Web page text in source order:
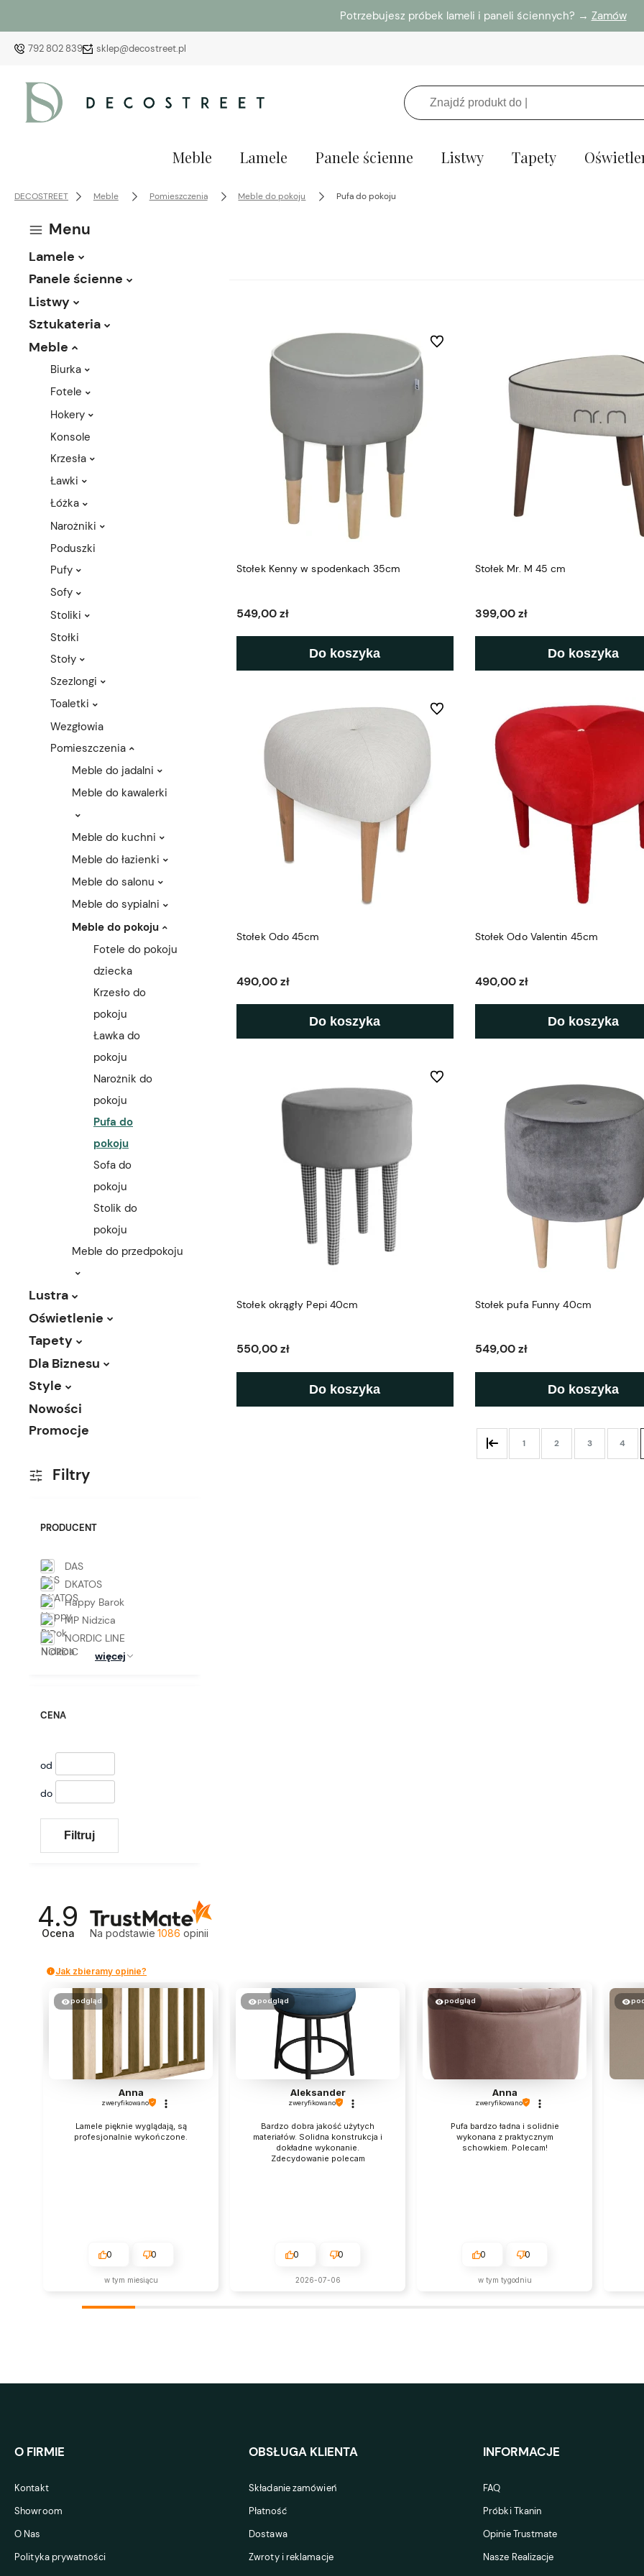
Potrzebujesz próbek lameli i paneli ściennych? → Zamów
792 802 839 sklep@decostreet.pl
Meble Lamele Panele ścienne Listwy Tapety
DECOSTREET Meble Pomieszczenia Meble do pokoju Pufa do pokoju
Menu
Lamele
Panele ścienne
Listwy
Sztukateria
Meble
Biurka
Fotele
Hokery
Konsole
Krzesła
Ławki
Łóżka
Narożniki
Poduszki
Pufy
Sofy
Stoliki
Stołki
Stoły
Szezlongi
Toaletki
Wezgłowia
Pomieszczenia
Meble do jadalni
Meble do kawalerki
Meble do kuchni
Meble do łazienki
Meble do salonu
Meble do sypialni
Meble do pokoju
Fotele do pokoju
dziecka
Krzesło do
pokoju
Ławka do
pokoju
Narożnik do
pokoju
Pufa do
pokoju
Sofa do
pokoju
Stolik do
pokoju
Meble do przedpokoju
Lustra
Oświetlenie
Tapety
Dla Biznesu
Style
Nowości
Promocje
Filtry
PRODUCENT
DAS
DKATOS
Happy Barok
MP Nidzica
NORDIC LINE
więcej
CENA
od
do
Filtruj
Stołek Kenny w spodenkach 35cm
549,00 zł
Do koszyka
Do ulubionych
Stołek Mr. M 45 cm
399,00 zł
Do koszyka
Stołek Odo 45cm
490,00 zł
Do koszyka
Do ulubionych
Stołek Odo Valentin 45cm
490,00 zł
Do koszyka
Stołek okrągły Pepi 40cm
550,00 zł
Do koszyka
Do ulubionych
Stołek pufa Funny 40cm
549,00 zł
Do koszyka
1 2 3 4
4.9
Ocena Na podstawie 1086 opinii
Jak zbieramy opinie?
podgląd
Anna
zweryfikowano
Lamele pięknie wyglądają, są
profesjonalnie wykończone.
0 0
w tym miesiącu
podgląd
Aleksander
zweryfikowano
Bardzo dobra jakość użytych
materiałów. Solidna konstrukcja i
dokładne wykonanie.
Zdecydowanie polecam
0 0
2026-07-06
podgląd
Anna
zweryfikowano
Pufa bardzo ładna i solidnie
wykonana z praktycznym
schowkiem. Polecam!
0 0
w tym tygodniu
O FIRMIE
Kontakt
Showroom
O Nas
Polityka prywatności
OBSŁUGA KLIENTA
Składanie zamówień
Płatność
Dostawa
Zwroty i reklamacje
INFORMACJE
FAQ
Próbki Tkanin
Opinie Trustmate
Nasze Realizacje